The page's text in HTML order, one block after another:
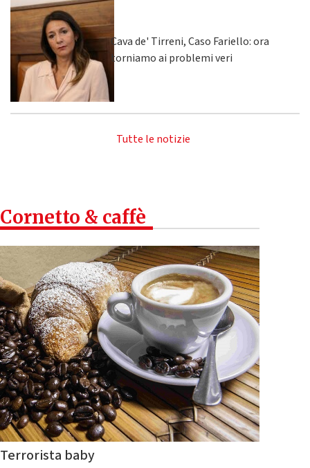
Cava de' Tirreni, Caso Fariello: ora
torniamo ai problemi veri
Tutte le notizie
Cornetto & caffè
Terrorista baby